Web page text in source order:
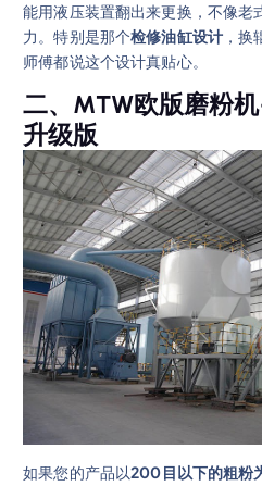
能用液压装置翻出来更换，不像老
力。特别是那个检修油缸设计，换
师傅都说这个设计真贴心。
二、MTW欧版磨粉
升级版
如果您的产品以200目以下的粗粉